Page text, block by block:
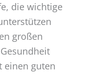
die wichtige
großen
einen guten